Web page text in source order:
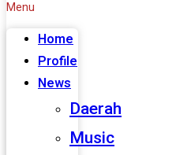
Menu
Home
Profile
News
Daerah
Music